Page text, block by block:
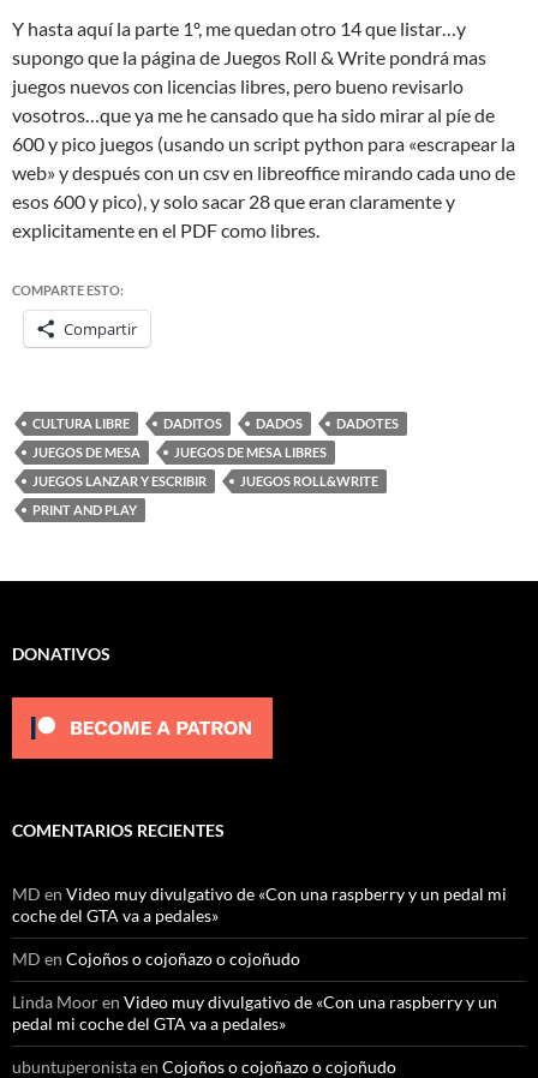
Y hasta aquí la parte 1º, me quedan otro 14 que listar…y
supongo que la página de Juegos Roll & Write pondrá mas
juegos nuevos con licencias libres, pero bueno revisarlo
vosotros…que ya me he cansado que ha sido mirar al píe de
600 y pico juegos (usando un script python para «escrapear la
web» y después con un csv en libreoffice mirando cada uno de
esos 600 y pico), y solo sacar 28 que eran claramente y
explicitamente en el PDF como libres.
COMPARTE ESTO:
Compartir
CULTURA LIBRE DADITOS DADOS
DADOTES
JUEGOS DE MESA
JUEGOS DE MESA LIBRES
JUEGOS LANZAR Y ESCRIBIR
JUEGOS ROLL&WRITE
PRINT AND PLAY
DONATIVOS
COMENTARIOS RECIENTES
MD en Video muy divulgativo de «Con una raspberry y un pedal mi
coche del GTA va a pedales»
MD en Cojoños o cojoñazo o cojoñudo
Linda Mooren Video muy divulgativo de «Con una raspberry y un
pedal mi coche del GTA va a pedales»
ubuntuperonistaen Cojoños o cojoñazo o cojoñudo